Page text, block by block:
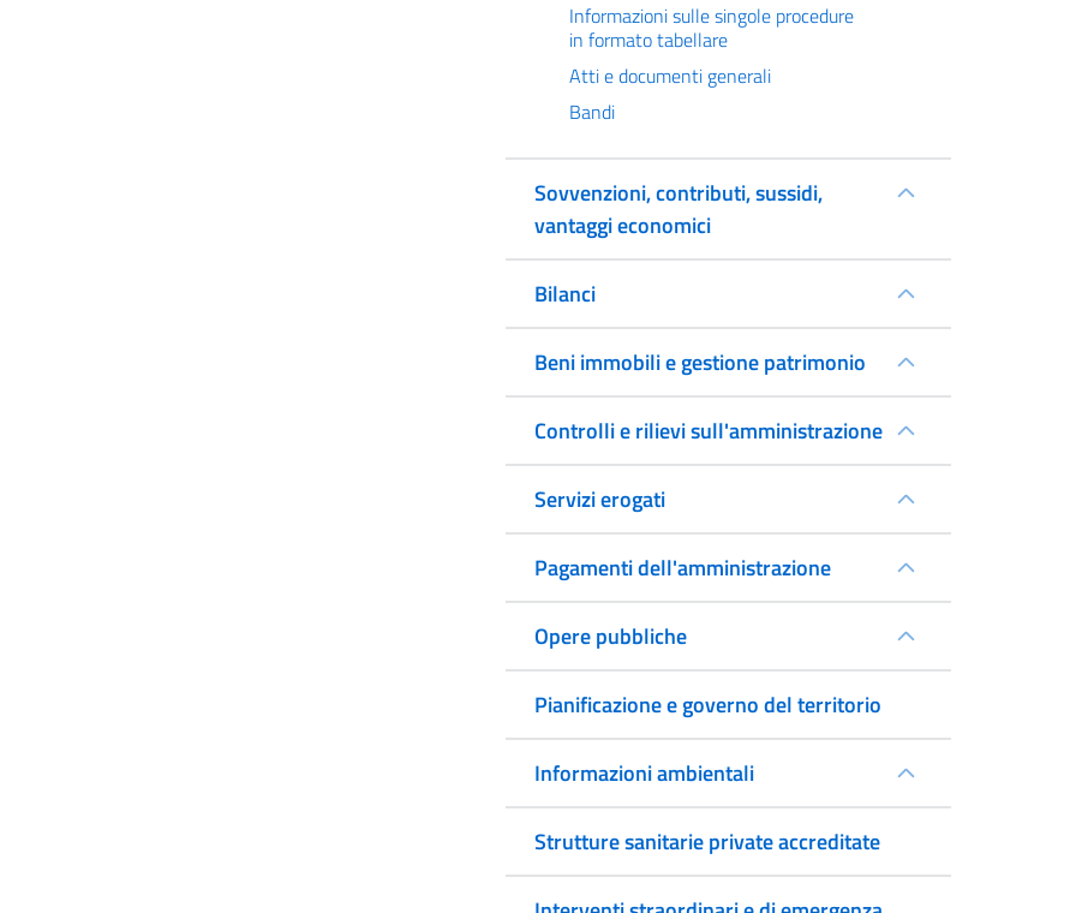
Informazioni sulle singole procedure
in formato tabellare
Atti e documenti generali
Bandi
Sovvenzioni, contributi, sussidi,
vantaggi economici
Bilanci
Beni immobili e gestione patrimonio
Controlli e rilievi sull'amministrazione
Servizi erogati
Pagamenti dell'amministrazione
Opere pubbliche
Pianificazione e governo del territorio
Informazioni ambientali
Strutture sanitarie private accreditate